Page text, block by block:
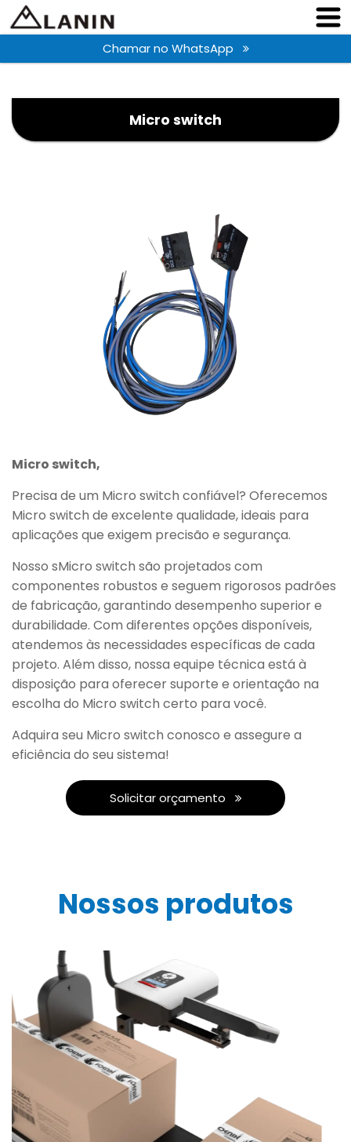
Chamar no WhatsApp
Micro switch
Micro switch,
Precisa de um Micro switch confiável? Oferecemos
Micro switch de excelente qualidade, ideais para
aplicações que exigem precisão e segurança.
Nosso sMicro switch são projetados com
componentes robustos e seguem rigorosos padrões
de fabricação, garantindo desempenho superior e
durabilidade. Com diferentes opções disponíveis,
atendemos às necessidades específicas de cada
projeto. Além disso, nossa equipe técnica está à
disposição para oferecer suporte e orientação na
escolha do Micro switch certo para você.
Adquira seu Micro switch conosco e assegure a
eficiência do seu sistema!
Solicitar orçamento
Nossos produtos